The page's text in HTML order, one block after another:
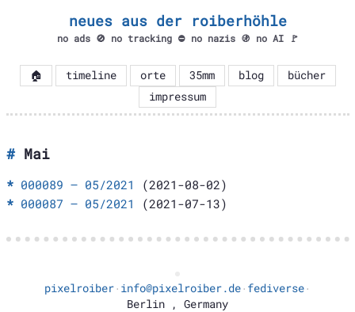
neues aus der roiberhöhle
no ads 🚫 no tracking ⛔ no nazis 🚯 no AI 🚩
🏠 timeline orte 35mm blog
bücher
impressum
Mai
000089 – 05/2021
(2021-08-02)
000087 – 05/2021
(2021-07-13)
pixelroiber· info@pixelroiber.de· fediverse·
Berlin , Germany